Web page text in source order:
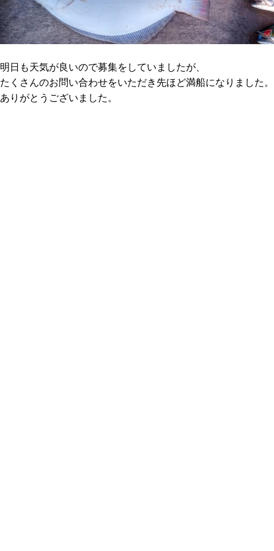
明日も天気が良いので募集をしていましたが、
たくさんのお問い合わせをいただき先ほど満船になりました。
ありがとうございました。